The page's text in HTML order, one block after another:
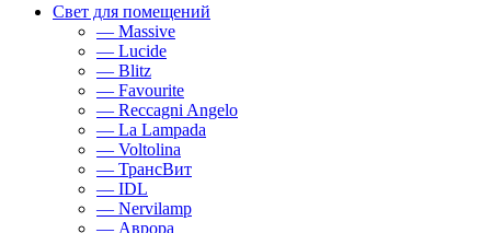
Свет для помещений
— Massive
— Lucide
— Blitz
— Favourite
— Reccagni Angelo
— La Lampada
— Voltolina
— ТрансВит
— IDL
— Nervilamp
— Аврора